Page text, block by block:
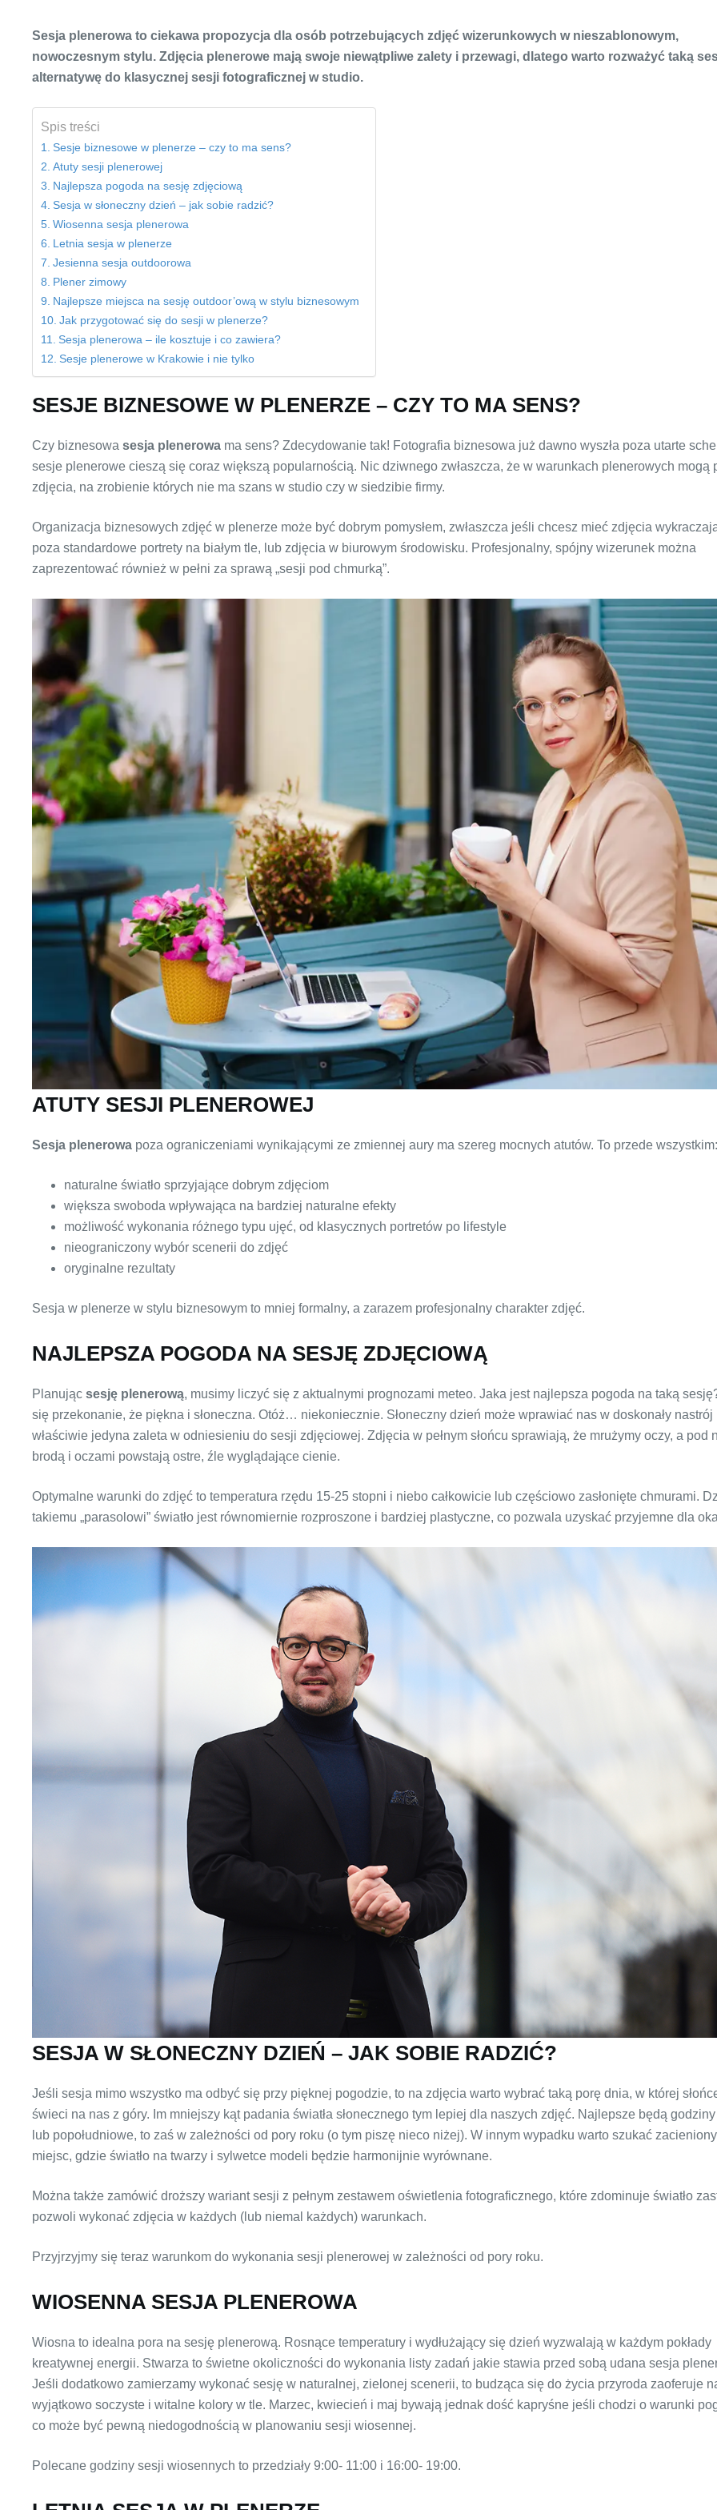
Sesja plenerowa to ciekawa propozycja dla osób potrzebujących zdjęć wizerunkowych w nieszablonowym,
nowoczesnym stylu. Zdjęcia plenerowe mają swoje niewątpliwe zalety i przewagi, dlatego warto rozważyć taką
alternatywę do klasycznej sesji fotograficznej w studio.
Spis treści
Sesje biznesowe w plenerze – czy to ma sens?
Atuty sesji plenerowej
Najlepsza pogoda na sesję zdjęciową
Sesja w słoneczny dzień – jak sobie radzić?
Wiosenna sesja plenerowa
Letnia sesja w plenerze
Jesienna sesja outdoorowa
Plener zimowy
Najlepsze miejsca na sesję outdoor’ową w stylu biznesowym
Jak przygotować się do sesji w plenerze?
Sesja plenerowa – ile kosztuje i co zawiera?
Sesje plenerowe w Krakowie i nie tylko
SESJE BIZNESOWE W PLENERZE – CZY TO MA SENS?
Czy biznesowa sesja plenerowa ma sens? Zdecydowanie tak! Fotografia biznesowa już dawno wyszła poza utarte
sesje plenerowe cieszą się coraz większą popularnością. Nic dziwnego zwłaszcza, że w warunkach plenerowych mogą
zdjęcia, na zrobienie których nie ma szans w studio czy w siedzibie firmy.
Organizacja biznesowych zdjęć w plenerze może być dobrym pomysłem, zwłaszcza jeśli chcesz mieć zdjęcia
poza standardowe portrety na białym tle, lub zdjęcia w biurowym środowisku. Profesjonalny, spójny wizerunek można
zaprezentować również w pełni za sprawą „sesji pod chmurką”.
ATUTY SESJI PLENEROWEJ
Sesja plenerowa poza ograniczeniami wynikającymi ze zmiennej aury ma szereg mocnych atutów. To przede wszystkim:
naturalne światło sprzyjające dobrym zdjęciom
większa swoboda wpływająca na bardziej naturalne efekty
możliwość wykonania różnego typu ujęć, od klasycznych portretów po lifestyle
nieograniczony wybór scenerii do zdjęć
oryginalne rezultaty
Sesja w plenerze w stylu biznesowym to mniej formalny, a zarazem profesjonalny charakter zdjęć.
NAJLEPSZA POGODA NA SESJĘ ZDJĘCIOWĄ
Planując sesję plenerową, musimy liczyć się z aktualnymi prognozami meteo. Jaka jest najlepsza pogoda na taką
się przekonanie, że piękna i słoneczna. Otóż… niekoniecznie. Słoneczny dzień może wprawiać nas w doskonały
właściwie jedyna zaleta w odniesieniu do sesji zdjęciowej. Zdjęcia w pełnym słońcu sprawiają, że mrużymy oczy, a pod
brodą i oczami powstają ostre, źle wyglądające cienie.
Optymalne warunki do zdjęć to temperatura rzędu 15-25 stopni i niebo całkowicie lub częściowo zasłonięte chmurami.
takiemu „parasolowi” światło jest równomiernie rozproszone i bardziej plastyczne, co pozwala uzyskać przyjemne dla
SESJA W SŁONECZNY DZIEŃ – JAK SOBIE RADZIĆ?
Jeśli sesja mimo wszystko ma odbyć się przy pięknej pogodzie, to na zdjęcia warto wybrać taką porę dnia, w której
świeci na nas z góry. Im mniejszy kąt padania światła słonecznego tym lepiej dla naszych zdjęć. Najlepsze będą
lub popołudniowe, to zaś w zależności od pory roku (o tym piszę nieco niżej). W innym wypadku warto szukać
miejsc, gdzie światło na twarzy i sylwetce modeli będzie harmonijnie wyrównane.
Można także zamówić droższy wariant sesji z pełnym zestawem oświetlenia fotograficznego, które zdominuje światło
pozwoli wykonać zdjęcia w każdych (lub niemal każdych) warunkach.
Przyjrzyjmy się teraz warunkom do wykonania sesji plenerowej w zależności od pory roku.
WIOSENNA SESJA PLENEROWA
Wiosna to idealna pora na sesję plenerową. Rosnące temperatury i wydłużający się dzień wyzwalają w każdym pokłady
kreatywnej energii. Stwarza to świetne okoliczności do wykonania listy zadań jakie stawia przed sobą udana sesja
Jeśli dodatkowo zamierzamy wykonać sesję w naturalnej, zielonej scenerii, to budząca się do życia przyroda zaoferuje
wyjątkowo soczyste i witalne kolory w tle. Marzec, kwiecień i maj bywają jednak dość kapryśne jeśli chodzi o warunki
co może być pewną niedogodnością w planowaniu sesji wiosennej.
Polecane godziny sesji wiosennych to przedziały 9:00- 11:00 i 16:00- 19:00.